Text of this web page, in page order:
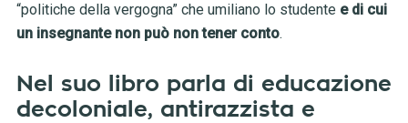
“politiche della vergogna” che umiliano lo studentee di cui
un insegnante non può non tener conto.
Nel suo libro parla di educazione
decoloniale, antirazzista e